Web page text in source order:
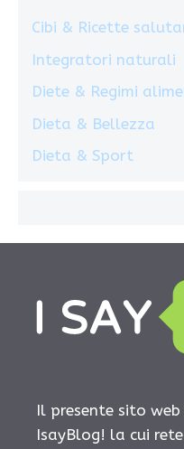
Cibi & Ricette
Integratori naturali
Diete & Regimi
Dieta & Bellezza
Dieta & Sport
Il presente sito
IsayBlog! la cui